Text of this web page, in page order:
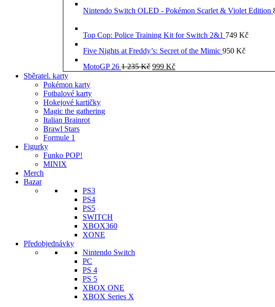
Nintendo Switch OLED - Pokémon Scarlet & Violet Edition
Top Cop: Police Training Kit for Switch 2&1 749 Kč
Five Nights at Freddy’s: Secret of the Mimic 950 Kč
MotoGP 26 1 235Kč Původní
999 KčAktuální
Sběratel. karty
Pokémon karty
Fotbalové karty
Hokejové kartičky
Magic the gathering
Italian Brainrot
Brawl Stars
Formule 1
Figurky
Funko POP!
MINIX
Merch
Bazar
PS3
PS4
PS5
SWITCH
XBOX360
XONE
Předobjednávky
Nintendo Switch
PC
PS 4
PS 5
XBOX ONE
XBOX Series X